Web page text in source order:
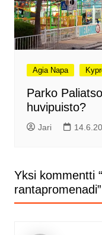
Agia Napa
Parko
huvipuisto?
Jari
Yksi kommentti “
rantapromenadi”